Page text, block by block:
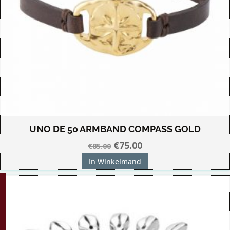
UNO DE 50 ARMBAND COMPASS GOLD
€85.00 Oorspronkelijke
prijs
was:
€75.00Huidige
is:
In Winkelmand